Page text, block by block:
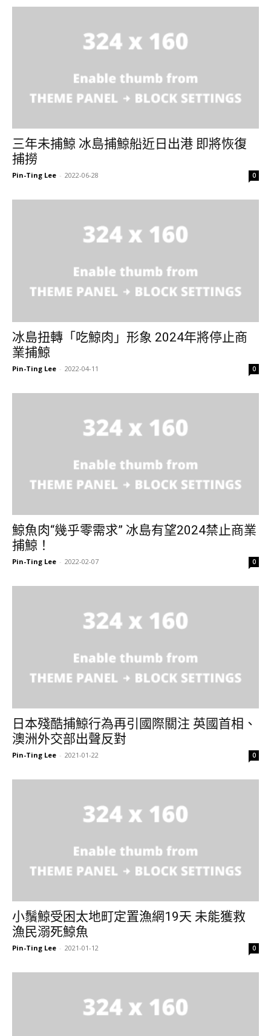
三年未捕鯨 冰島捕鯨船近日出港 即將恢復
捕撈
Pin-Ting Lee - 2022-06-28 0
冰島扭轉「吃鯨肉」形象 2024年將停止商
業捕鯨
Pin-Ting Lee - 2022-04-11 0
鯨魚肉“幾乎零需求” 冰島有望2024禁止商業
捕鯨！
Pin-Ting Lee - 2022-02-07 0
日本殘酷捕鯨行為再引國際關注 英國首相、
澳洲外交部出聲反對
Pin-Ting Lee - 2021-01-22 0
小鬚鯨受困太地町定置漁網19天 未能獲救
漁民溺死鯨魚
Pin-Ting Lee - 2021-01-12 0